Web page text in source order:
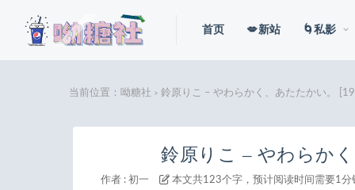
首页 💋新站 🌀私影
当前位置： 呦糖社 > 鈴原りこ – やわらかく、あたたかい。
鈴原りこ – やわらか
作者 : 初一 本文共123个字，预计阅读时间需要1分